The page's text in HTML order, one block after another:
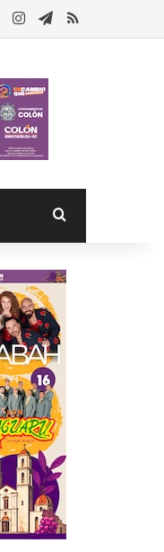
Instagram
Telegram
RSS